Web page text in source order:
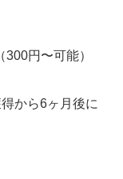
300円〜可能）
から6ヶ月後に